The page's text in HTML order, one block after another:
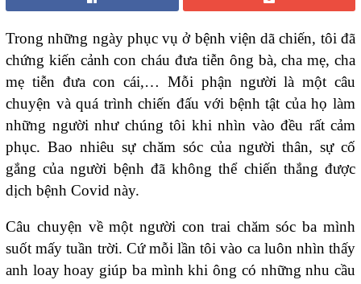
Trong những ngày phục vụ ở bệnh viện dã chiến, tôi đã
chứng kiến cảnh con cháu đưa tiễn ông bà, cha mẹ, cha
mẹ tiễn đưa con cái,… Mỗi phận người là một câu
chuyện và quá trình chiến đấu với bệnh tật của họ làm
những người như chúng tôi khi nhìn vào đều rất cảm
phục. Bao nhiêu sự chăm sóc của người thân, sự cố
gắng của người bệnh đã không thể chiến thắng được
dịch bệnh Covid này.
Câu chuyện về một người con trai chăm sóc ba mình
suốt mấy tuần trời. Cứ mỗi lần tôi vào ca luôn nhìn thấy
anh loay hoay giúp ba mình khi ông có những nhu cầu